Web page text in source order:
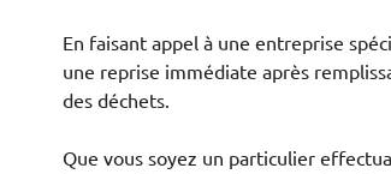
En faisant appel à une entreprise
une reprise immédiate après
des déchets.
Que vous soyez un particulier